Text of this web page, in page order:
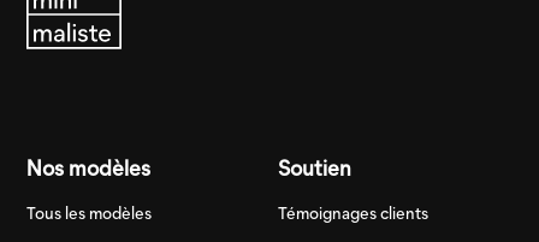
Nos modèles
Tous les modèles
Soutien
Témoignages clients